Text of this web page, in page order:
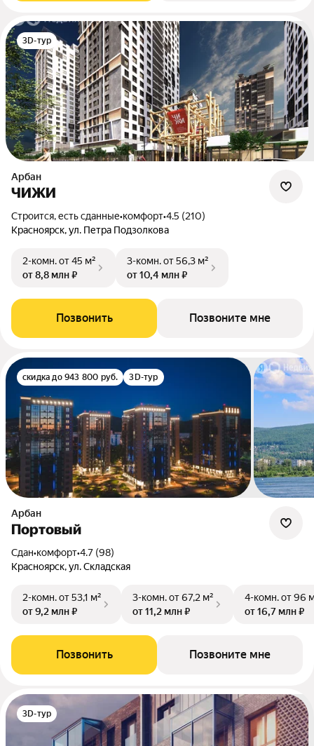
3D-тур
Арбан
ЧИЖИ
Строится, есть сданные•комфорт•4.5 (210)
Красноярск, ул. Петра Подзолкова
2-комн.от 45 м²
от 8,8 млн ₽
3-комн.от 56,3 м²
от 10,4 млн ₽
Позвонить Позвоните мне
скидка до 943 800 руб. 3D-тур
Арбан
Портовый
Сдан•комфорт•4.7 (98)
Красноярск, ул. Складская
2-комн.от 53,1 м²
от 9,2 млн ₽
3-комн.от 67,2 м²
от 11,2 млн ₽
4-комн.от 96
от 16,7 млн ₽
Позвонить Позвоните мне
3D-тур